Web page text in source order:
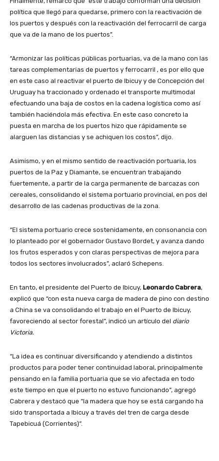
política que llegó para quedarse, primero con la reactivación de
los puertos y después con la reactivación del ferrocarril de carga
que va de la mano de los puertos”.
“Armonizar las políticas públicas portuarias, va de la mano con las
tareas complementarias de puertos y ferrocarril , es por ello que
en este caso al reactivar el puerto de Ibicuy y de Concepción del
Uruguay ha traccionado y ordenado el transporte multimodal
efectuando una baja de costos en la cadena logística como así
también haciéndola más efectiva. En este caso concreto la
puesta en marcha de los puertos hizo que rápidamente se
alarguen las distancias y se achiquen los costos”, dijo.
Asimismo, y en el mismo sentido de reactivación portuaria, los
puertos de la Paz y Diamante, se encuentran trabajando
fuertemente, a partir de la carga permanente de barcazas con
cereales, consolidando el sistema portuario provincial, en pos del
desarrollo de las cadenas productivas de la zona.
“El sistema portuario crece sostenidamente, en consonancia con
lo planteado por el gobernador Gustavo Bordet, y avanza dando
los frutos esperados y con claras perspectivas de mejora para
todos los sectores involucrados”, aclaró Schepens.
En tanto, el presidente del Puerto de Ibicuy, Leonardo Cabrera,
explicó que “con esta nueva carga de madera de pino con destino
a China se va consolidando el trabajo en el Puerto de Ibicuy,
favoreciendo al sector forestal”, indicó un artículo del diario
Victoria.
“La idea es continuar diversificando y atendiendo a distintos
productos para poder tener continuidad laboral, principalmente
pensando en la familia portuaria que se vio afectada en todo
este tiempo en que el puerto no estuvo funcionando”, agregó
Cabrera y destacó que “la madera que hoy se está cargando ha
sido transportada a Ibicuy a través del tren de carga desde
Tapebicuá (Corrientes)”.